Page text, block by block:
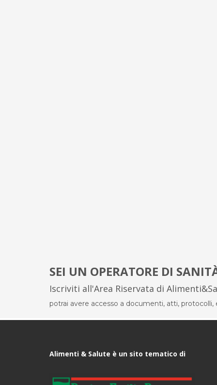
SEI UN OPERATORE DI
Iscriviti all'Area Riservata di
potrai avere accesso a documenti, atti, protocolli,
Alimenti & Salute è un sito tematico di